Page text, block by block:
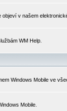
v našem
WM Help.
Windows Mobile ve
Mobile.